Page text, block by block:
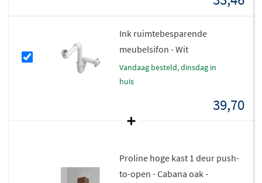
Cabana oak,
Ideal oak, Raw oak en Mat zwart, evenals in klassiekMat
. Dankzij de zorgvuldige materiaalkeuze
en degelijke constructie geniet je jarenlang van je
badkamermeubel.
Ink ruimtebesparende
meubelsifon - Wit
vandaag besteld, dinsdag in
huis
39,70
Proline hoge kast 1 deur push-
to-open - Cabana oak -